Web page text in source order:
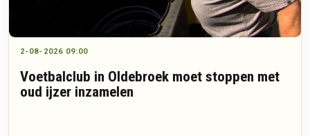
2-08-2026 09:00
Voetbalclub in Oldebroek moet stoppen met
oud ijzer inzamelen